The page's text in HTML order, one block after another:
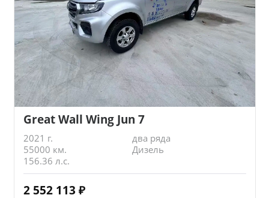
Great Wall Wing Jun 7
2021 г.
два ряда
55000 км.
Дизель
156.36 л.с.
2 552 113 ₽